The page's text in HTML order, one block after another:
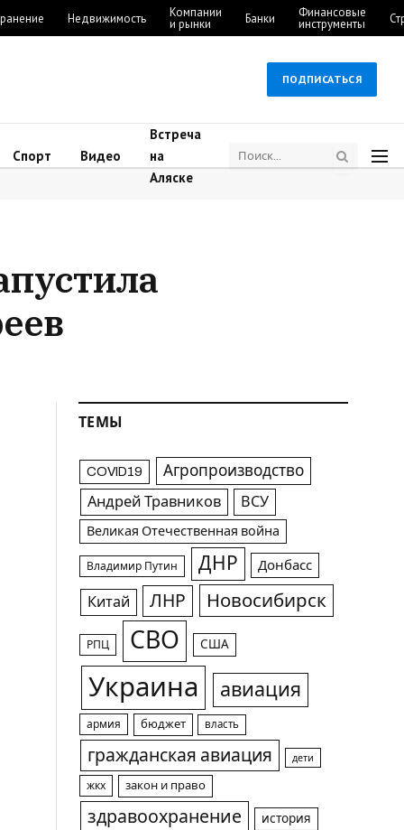
Недвижимость Компании
и рынки Банки Финансовые
инструменты
ПОДПИСАТЬСЯ
Спорт Видео
Встреча
на
Аляске
ТЕМЫ
COVID19 Агропроизводство
Андрей Травников ВСУ
Великая Отечественная война
Владимир Путин ДНР Донбасс
Китай ЛНР Новосибирск
РПЦ СВО США
Украина авиация
армия бюджет власть
гражданская авиация дети
жкх закон и право
здравоохранение история